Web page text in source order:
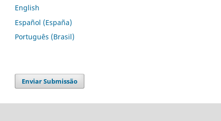
English
Español (España)
Português (Brasil)
Enviar Submissão